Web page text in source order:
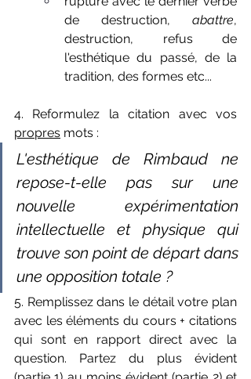
de destruction, abattre,
destruction, refus de
l'esthétique du passé, de la
tradition, des formes etc...
propres mots :
L'esthétique de Rimbaud ne
repose-t-elle pas sur une
nouvelle expérimentation
intellectuelle et physique qui
trouve son point de départ dans
une opposition totale ?
5. Remplissez dans le détail votre plan
avec les éléments du cours + citations
qui sont en rapport direct avec la
question. Partez du plus évident